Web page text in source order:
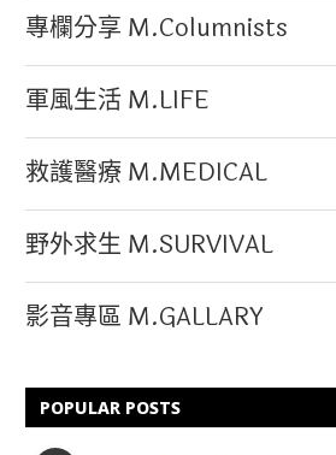
專欄分享 M.Columnists
軍風生活 M.LIFE
救護醫療 M.MEDICAL
野外求生 M.SURVIVAL
影音專區 M.GALLARY
POPULAR POSTS